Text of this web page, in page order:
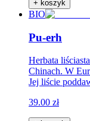
+ koszyk
BIO
Pu-erh
Herbata
Chinach. W
Jej liście
39.00 zł